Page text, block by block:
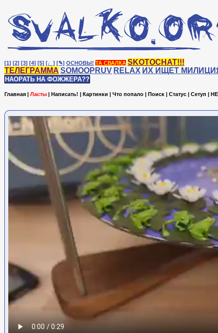
[1] [2] [3] [4] [5] [♩] [✎] ОСНОВЫ! ТА СВАЛКА SKOTOCHAT!!!
ТЕЛЕГРАММА SOMOOPRUV RELAX ИХ ИЩЕТ
НАОРАТЬ НА ФОЖЖЕРА??
Главная | Ласты | Написать! | Картинки | Что попало | Поиск | Статус | Сетуп |